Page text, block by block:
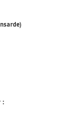
: